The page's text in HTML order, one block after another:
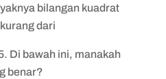
bilangan kuadrat
dari
Di bawah ini, manakah
benar?